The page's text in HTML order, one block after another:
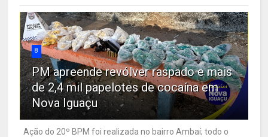
8
PM apreende revólver raspado e mais
de 2,4 mil papelotes de cocaína em
Nova Iguaçu
Ação do 20º BPM foi realizada no bairro Ambaí; todo o